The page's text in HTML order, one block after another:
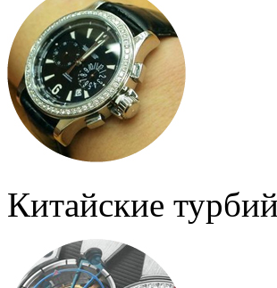
Китайские